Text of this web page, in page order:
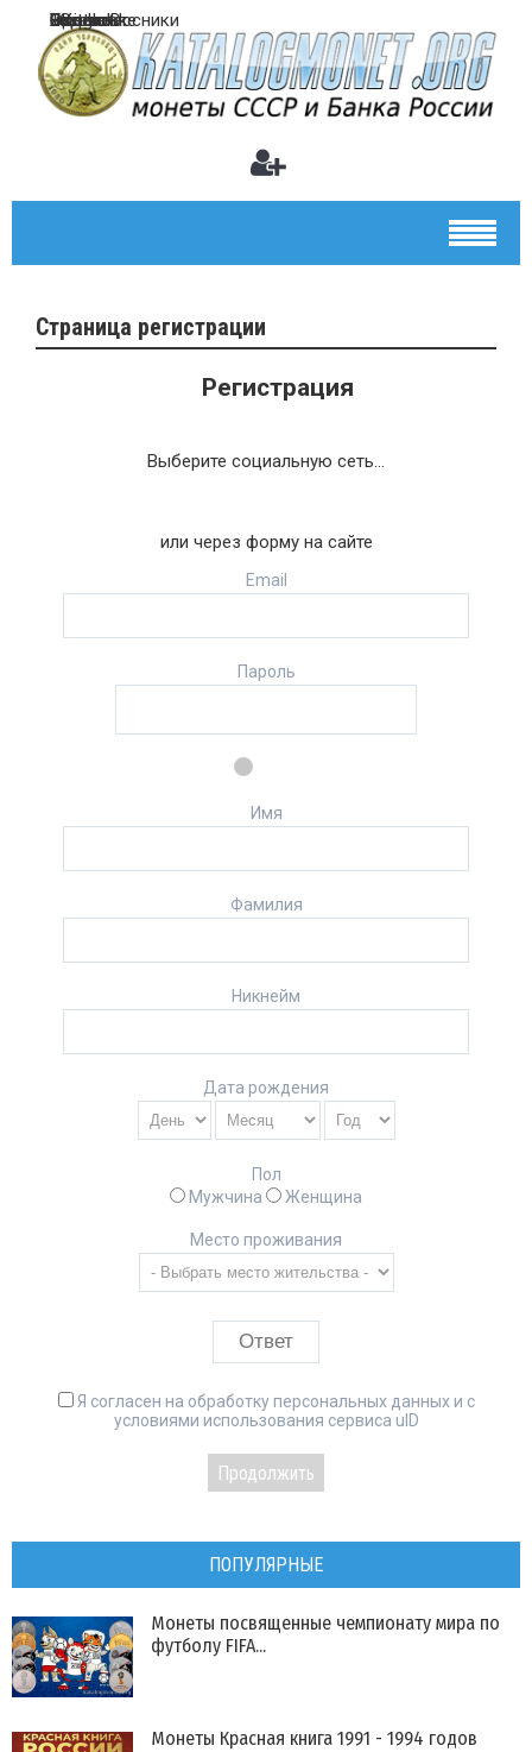
Страница регистрации
Регистрация
Выберите социальную сеть...
uCoz uID
Facebook
ВКонтакте
Google+
Одноклассники
Яндекс
Twitter
или через форму на сайте
Email
Пароль
Имя
Фамилия
Никнейм
Дата рождения
Пол
Мужчина
Женщина
Место проживания
Я согласен на обработку персональных данных и с
условиями использования сервиса uID
ПОПУЛЯРНЫЕ
Монеты посвященные чемпионату мира по
футболу FIFA...
Монеты Красная книга 1991 - 1994 годов